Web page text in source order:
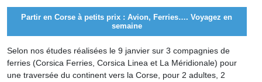
Partir en Corse à petits prix : Avion, Ferries…. Voyagez en
semaine
Selon nos études réalisées le 9 janvier sur 3 compagnies de
ferries (Corsica Ferries, Corsica Linea et La Méridionale) pour
une traversée du continent vers la Corse, pour 2 adultes, 2